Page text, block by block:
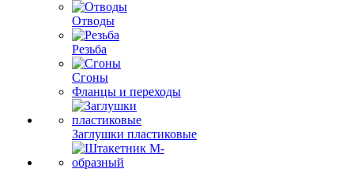
Отводы
Резьба
Сгоны
Фланцы и переходы
Заглушки пластиковые